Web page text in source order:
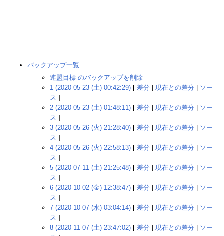
バックアップ一覧
連盟目標 のバックアップを削除
1 (2020-05-23 (土) 00:42:29) [ 差分 現在との差分
ソー
ス ]
2 (2020-05-23 (土) 01:48:11) [ 差分 現在との差分
ソー
ス ]
3 (2020-05-26 (火) 21:28:40) [ 差分 現在との差分
ソー
ス ]
4 (2020-05-26 (火) 22:58:13) [ 差分 現在との差分
ソー
ス ]
5 (2020-07-11 (土) 21:25:48) [ 差分 現在との差分
ソー
ス ]
6 (2020-10-02 (金) 12:38:47) [ 差分 現在との差分
ソー
ス ]
7 (2020-10-07 (水) 03:04:14) [ 差分 現在との差分
ソー
ス ]
8 (2020-11-07 (土) 23:47:02) [ 差分 現在との差分
ソー